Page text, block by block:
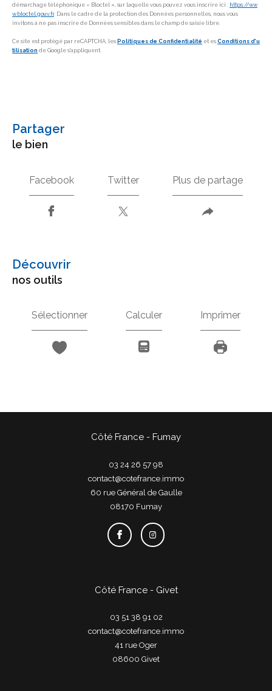
démarchage téléphonique « Bloctel », sur laquelle vous pouvez vous inscrire ici : https://ww
w.bloctel.gouv.fr. Dans le cadre de la protection des Données personnelles, nous vous
invitons à ne pas inscrire de Données sensibles dans le champ de saisie libre.
Ce site est protégé par reCAPTCHA, les Politiques de Confidentialité et es Conditions d'u
tilisation de Google s'appliquent.
partager
le bien
Facebook Twitter Plus de partage
découvrir
nos outils
Sélectionner Calculer Imprimer
Côté France - Fumay
03 24 26 57 98
contact@cotefrance.immo
60 rue Général de Gaulle
08170
fumay
Côté France - Givet
03 51 38 91 02
contact@cotefrance.immo
41 rue Oger
08600
givet